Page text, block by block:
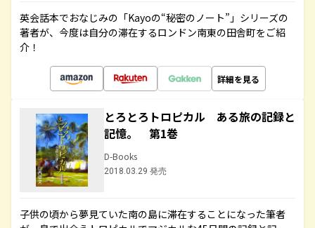
英会話本でおなじみの「Kayoの“秘密のノート”」シリーズの
著者が、今度は自分の滞在するロンドン南東の田舎町をご紹
介！
詳細を見る
とろとろトロピカル ある旅の記録と
記憶。 第1巻
D-Books
2018.03.29 発売
子供の頃から夢見ていた南の島に滞在することになった筆者